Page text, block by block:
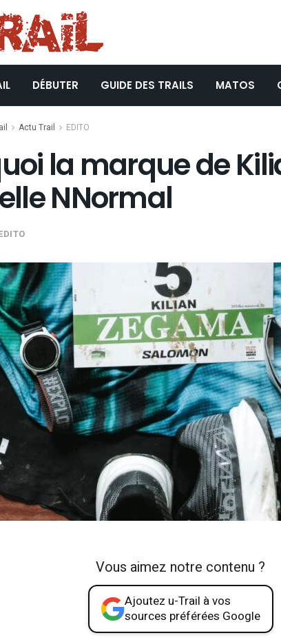
DÉBUTER GUIDE DES TRAILS MATOS
Actu Trail EDITO
la marque de
NNormal
Vous aimez notre contenu ?
Ajoutez u-Trail à vos
sources préférées Google